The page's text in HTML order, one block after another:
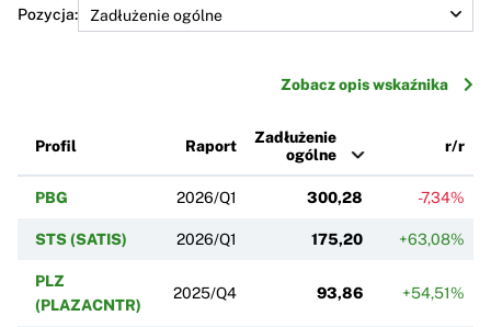
Pozycja:
Zobacz opis wskaźnika
Profil Raport
Zadłużenie
ogólne
r/r
PBG 2026/Q1 300,28 -7,34%
STS (SATIS) 2026/Q1 175,20 +63,08%
PLZ
(PLAZACNTR)
2025/Q4 93,86 +54,51%